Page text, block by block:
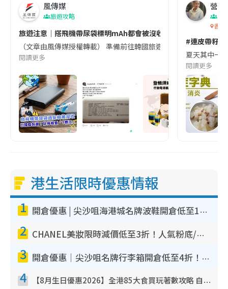
風傳媒
旅遊攻略
旅遊注意｜搭飛機帶尿袋標明mAh都會被沒收😱出發前切記檢查
（文章由風傳媒授權轉載） 準備前往韓國旅遊的民眾，近期要
閱讀更多
營養
香港
#連皮帶籽
夏天其中一
閱讀更多
港生活限時優惠情報
1 開倉優惠 | 尖沙咀海港城名牌波鞋開倉低至1折！On鞋$899起／Joy&Peace鞋履$98起
2 CHANEL美妝限時減價低至3折！人氣粉底/唇膏/精華液低至$275！COCO香水都有平
3 開倉優惠｜尖沙咀名牌行李箱開倉低至4折！一連5日 American Tourister/ace./Hallmark $200起！
4 【8月生日優惠2026】全港85大食買玩著數攻略 自助餐/火鍋放題同行免費＋誠品/DONKI送現金券